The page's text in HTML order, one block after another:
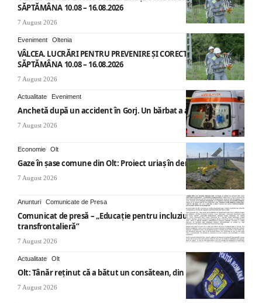
SĂPTĂMÂNA 10.08 – 16.08.2026
7 August 2026
Eveniment Oltenia
VÂLCEA. LUCRĂRI PENTRU PREVENIRE ȘI CORECTARE AVARII –
SĂPTĂMÂNA 10.08 – 16.08.2026
7 August 2026
Actualitate Eveniment
Anchetă după un accident în Gorj. Un bărbat a ajuns la spital
7 August 2026
Economie Olt
Gaze în șase comune din Olt: Proiect uriaș în derulare
7 August 2026
Anunturi Comunicate de Presa
Comunicat de presă – „Educație pentru incluziune – O abordare
transfrontalieră”
7 August 2026
Actualitate Olt
Olt: Tânăr reţinut că a bătut un consătean, din cauza muzicii
7 August 2026